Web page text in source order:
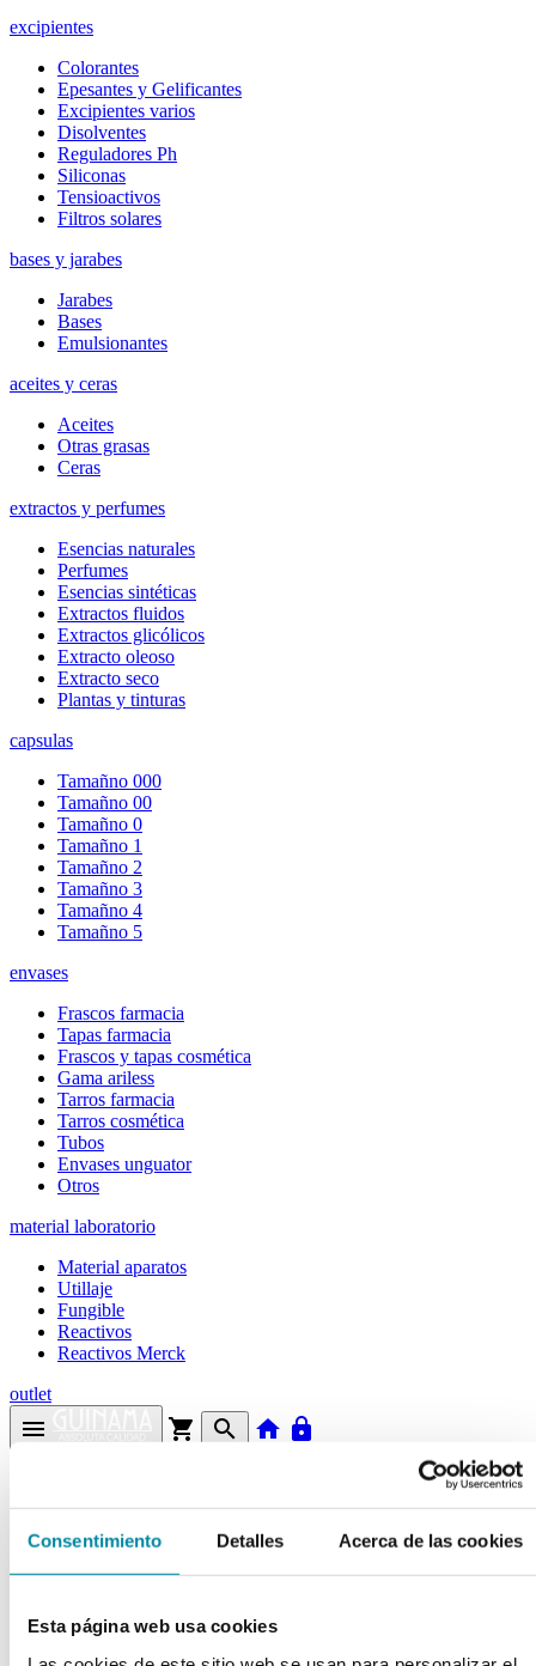
Consentimiento Detalles Acerca de las cookies
Esta página web usa cookies
excipientes
Colorantes
Epesantes y Gelificantes
Excipientes varios
Disolventes
Reguladores Ph
Siliconas
Tensioactivos
Filtros solares
bases y jarabes
Jarabes
Bases
Emulsionantes
aceites y ceras
Aceites
Otras grasas
Ceras
extractos y perfumes
Esencias naturales
Perfumes
Esencias sintéticas
Extractos fluidos
Extractos glicólicos
Extracto oleoso
Extracto seco
Plantas y tinturas
capsulas
Tamañno 000
Tamañno 00
Tamañno 0
Tamañno 1
Tamañno 2
Tamañno 3
Tamañno 4
Tamañno 5
envases
Frascos farmacia
Tapas farmacia
Frascos y tapas cosmética
Gama ariless
Tarros farmacia
Tarros cosmética
Tubos
Envases unguator
Otros
material laboratorio
Material aparatos
Utillaje
Fungible
Reactivos
Reactivos Merck
outlet
menu shopping_cart search home lock
Inicio >>
arrow_back Ficha de producto